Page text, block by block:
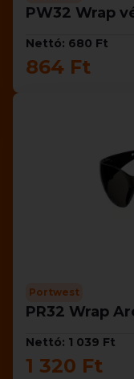
PW32 Wrap
Nettó: 680 Ft
864 Ft
Portwest
PR32 Wrap
Nettó: 1 039 Ft
1 320 Ft